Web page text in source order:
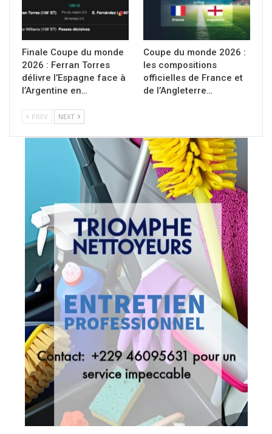
Finale Coupe du monde
2026 : Ferran Torres
délivre l’Espagne face à
l’Argentine en…
Coupe du monde 2026 :
les compositions
officielles de France et
de l’Angleterre…
PREV NEXT